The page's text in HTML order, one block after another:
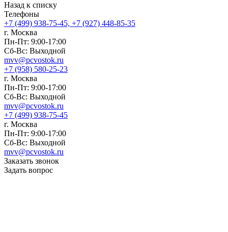
Назад к списку
Телефоны
+7 (499) 938-75-45, +7 (927) 448-85-35
г. Москва
Пн-Пт: 9:00-17:00
Сб-Вс: Выходной
mvv@pcvostok.ru
+7 (958) 580-25-23
г. Москва
Пн-Пт: 9:00-17:00
Сб-Вс: Выходной
mvv@pcvostok.ru
+7 (499) 938-75-45
г. Москва
Пн-Пт: 9:00-17:00
Сб-Вс: Выходной
mvv@pcvostok.ru
Заказать звонок
Задать вопрос